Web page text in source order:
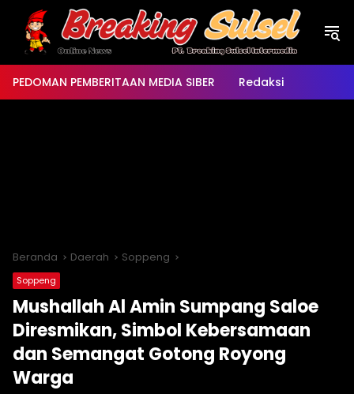
Langsung
konten
PEDOMAN PEMBERITAAN MEDIA SIBER Redaksi
Beranda Daerah Soppeng
Soppeng
Mushallah Al Amin Sumpang Saloe
Diresmikan, Simbol Kebersamaan
dan Semangat Gotong Royong
Warga